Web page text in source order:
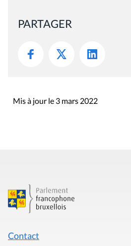
PARTAGER
Mis à jour le 3 mars 2022
Contact